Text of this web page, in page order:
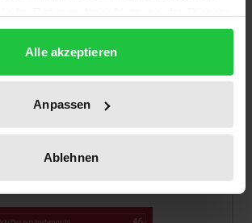
Alle akzeptieren
Anpassen
Ablehnen
Titels richtet sich nach der